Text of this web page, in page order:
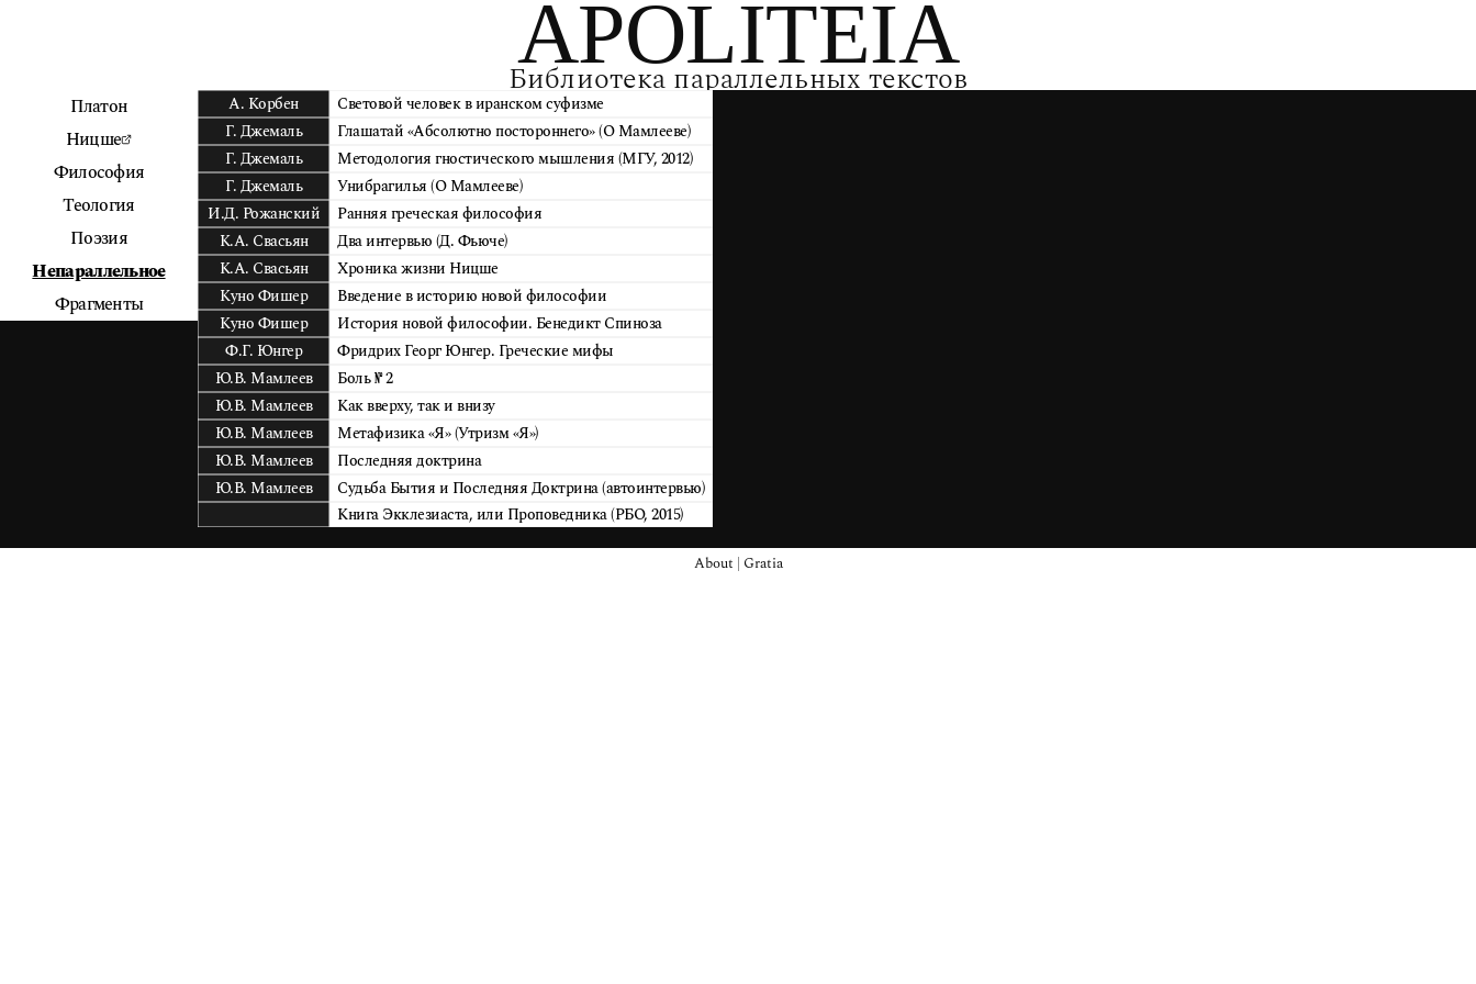
APOLITEIA
Библиотека параллельных текстов
Платон
Ницше
Философия
Теология
Поэзия
Непараллельное
Фрагменты
А. Корбен
Световой человек в иранском суфизме
Г. Джемаль
Глашатай «Абсолютно постороннего» (О Мамлееве)
Г. Джемаль
Методология гностического мышления (МГУ, 2012)
Г. Джемаль
Унибрагилья (О Мамлееве)
И.Д. Рожанский
Ранняя греческая философия
К.А. Свасьян
Два интервью (Д. Фьюче)
К.А. Свасьян
Хроника жизни Ницше
Куно Фишер
Введение в историю новой философии
Куно Фишер
История новой философии. Бенедикт Спиноза
Ф.Г. Юнгер
Фридрих Георг Юнгер. Греческие мифы
Ю.В. Мамлеев
Боль № 2
Ю.В. Мамлеев
Как вверху, так и внизу
Ю.В. Мамлеев
Метафизика «Я» (Утризм «Я»)
Ю.В. Мамлеев
Последняя доктрина
Ю.В. Мамлеев
Судьба Бытия и Последняя Доктрина (автоинтервью)
Книга Экклезиаста, или Проповедника (РБО, 2015)
About | Gratia